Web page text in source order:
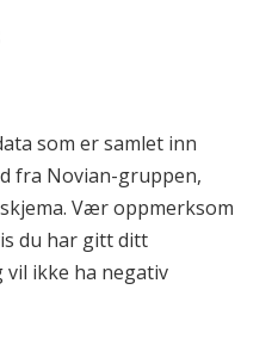
som er samlet inn
fra Novian-gruppen,
Vær oppmerksom
du har gitt ditt
ikke ha negativ